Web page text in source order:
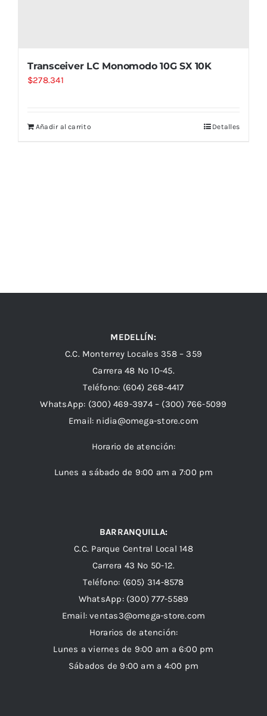
Transceiver LC Monomodo 10G SX 10K
$278.341
Añadir al carrito Detalles
MEDELLÍN:
C.C. Monterrey Locales 358 – 359
Carrera 48 Nº 10-45.
Teléfono: (604) 268-4417
WhatsApp: (300) 469-3974 – (300) 766-5099
Email: nidia@omega-store.com
Horario de atención:
Lunes a sábado de 9:00 am a 7:00 pm
BARRANQUILLA:
C.C. Parque Central Local 148
Carrera 43 Nº 50-12.
Teléfono: (605) 314-8578
WhatsApp: (300) 777-5589
Email: ventas3@omega-store.com
Horarios de atención:
Lunes a viernes de 9:00 am a 6:00 pm
Sábados de 9:00 am a 4:00 pm